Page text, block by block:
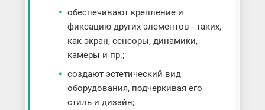
обеспечивают крепление и
фиксацию других элементов - таких,
как экран, сенсоры, динамики,
камеры и пр.;
создают эстетический вид
оборудования, подчеркивая его
стиль и дизайн;